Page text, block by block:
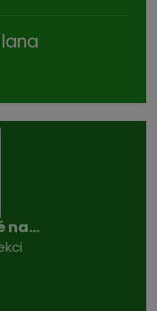
na...